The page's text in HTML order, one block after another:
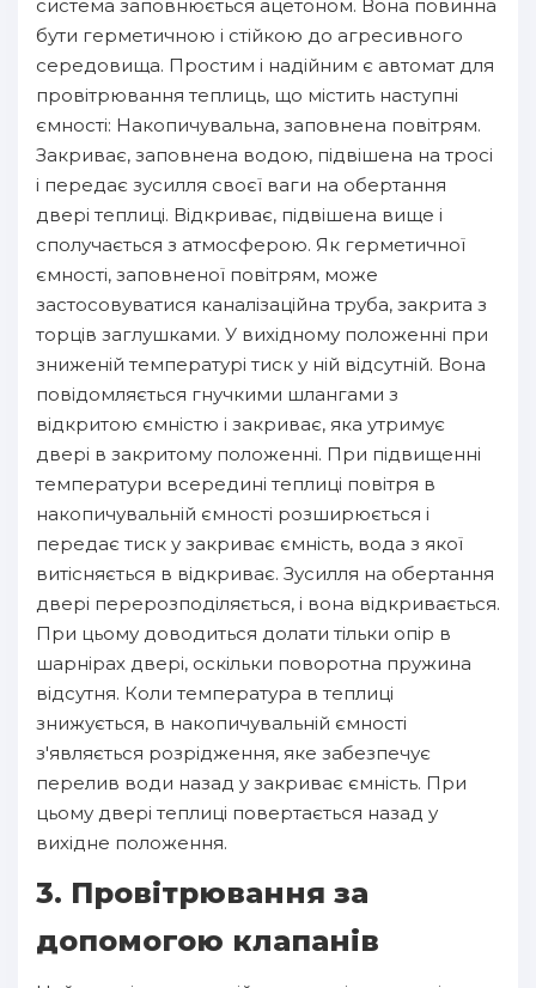
система заповнюється ацетоном. Вона повинна
бути герметичною і стійкою до агресивного
середовища. Простим і надійним є автомат для
провітрювання теплиць, що містить наступні
ємності: Накопичувальна, заповнена повітрям.
Закриває, заповнена водою, підвішена на тросі
і передає зусилля своєї ваги на обертання
двері теплиці. Відкриває, підвішена вище і
сполучається з атмосферою. Як герметичної
ємності, заповненої повітрям, може
застосовуватися каналізаційна труба, закрита з
торців заглушками. У вихідному положенні при
зниженій температурі тиск у ній відсутній. Вона
повідомляється гнучкими шлангами з
відкритою ємністю і закриває, яка утримує
двері в закритому положенні. При підвищенні
температури всередині теплиці повітря в
накопичувальній ємності розширюється і
передає тиск у закриває ємність, вода з якої
витісняється в відкриває. Зусилля на обертання
двері перерозподіляється, і вона відкривається.
При цьому доводиться долати тільки опір в
шарнірах двері, оскільки поворотна пружина
відсутня. Коли температура в теплиці
знижується, в накопичувальній ємності
з'являється розрідження, яке забезпечує
перелив води назад у закриває ємність. При
цьому двері теплиці повертається назад у
вихідне положення.
3. Провітрювання за
допомогою клапанів